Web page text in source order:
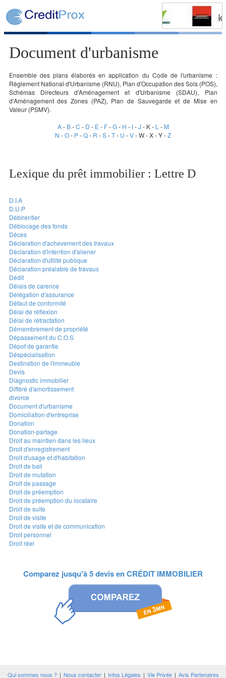
Document d'urbanisme
Ensemble des plans élaborés en application du Code de l'urbanisme :
Règlement National d'Urbanisme (RNU), Plan d'Occupation des Sols (POS),
Schémas Directeurs d'Aménagement et d'Urbanisme (SDAU), Plan
d'Aménagement des Zones (PAZ), Plan de Sauvegarde et de Mise en
Valeur (PSMV).
A- B-C - D - E - F-G- H - I-J - K - L - M
N -O- P-Q- R -S-T- U -V- W - X - Y -Z
Lexique du prêt immobilier : Lettre D
D.I.A
D.U.P
Débirentier
Déblocage des fonds
Déces
Déclaration d'achevement des travaux
Déclaration d'intention d'aliener
Déclaration d'utilité publique
Déclaration préalable de travaux
Dédit
Délais de carence
Délégation d'assurance
Défaut de conformité
Délai de réflexion
Délai de rétractation
Démembrement de propriété
Dépassement du C.O.S
Dépot de garantie
Déspécialisation
Destination de l'immeuble
Devis
Diagnostic immobilier
Différé d'amortissement
divorce
Document d'urbanisme
Domiciliation d'entreprise
Donation
Donation-partage
Droit au maintien dans les lieux
Droit d'enregistrement
Droit d'usage et d'habitation
Droit de bail
Droit de mutation
Droit de passage
Droit de préemption
Droit de préemption du locataire
Droit de suite
Droit de visite
Droit de visite et de communication
Droit personnel
Droit réel
Comparez jusqu'à 5 devis enCRÉDIT IMMOBILIER
Qui sommes nous ? | Nous contacter | Infos Légales | Vie Privée | Avis Partenaires